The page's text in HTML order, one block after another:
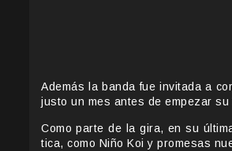
Además la banda fue invitada a
justo un mes antes de empezar
Como parte de la gira, en su
tica, como Niño Koi y promesas